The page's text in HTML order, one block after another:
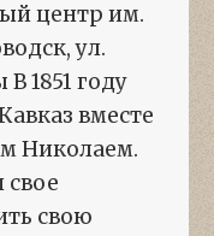
центр им.
ул.
1851 году
вместе
Николаем.
свое
свою